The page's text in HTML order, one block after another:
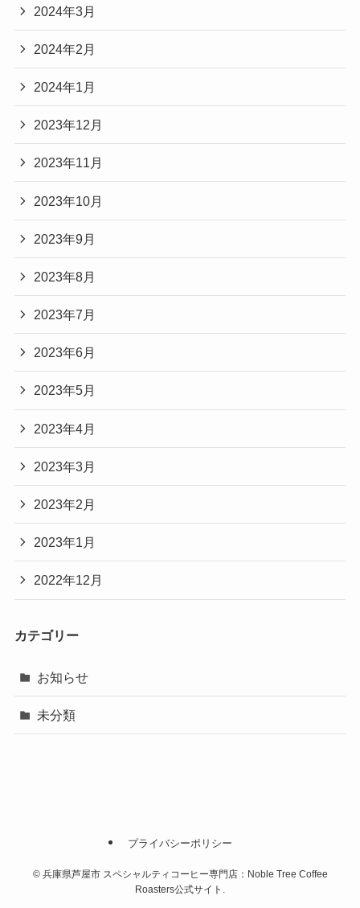
2024年3月
2024年2月
2024年1月
2023年12月
2023年11月
2023年10月
2023年9月
2023年8月
2023年7月
2023年6月
2023年5月
2023年4月
2023年3月
2023年2月
2023年1月
2022年12月
カテゴリー
お知らせ
未分類
プライバシーポリシー
©兵庫県芦屋市 スペシャルティコーヒー専門店：Noble Tree Coffee
Roasters公式サイト.